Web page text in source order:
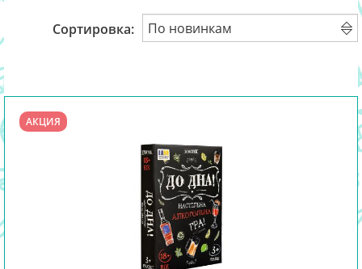
Сортировка:
АКЦИЯ